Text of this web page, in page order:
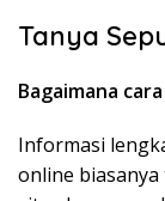
Tanya
Bagaimana
Informasi
online